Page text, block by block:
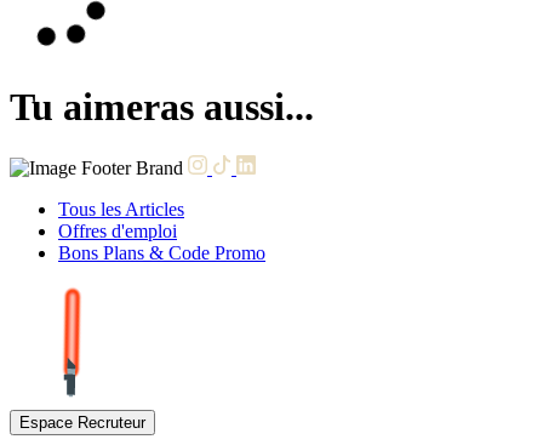
Tu aimeras aussi...
Tous les Articles
Offres d'emploi
Bons Plans & Code Promo
Espace Recruteur